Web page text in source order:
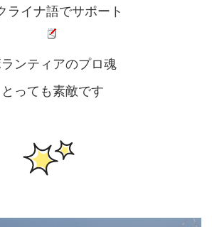
ライナ語でサポート
ンティアのプロ魂
とっても素敵です